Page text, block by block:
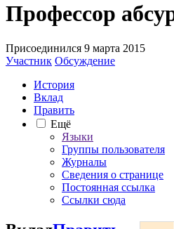
Профессор
Присоединился 9 марта 2015
Участник Обсуждение
История
Вклад
Править
Ещё
Языки
Группы пользователя
Журналы
Сведения о странице
Постоянная ссылка
Ссылки сюда